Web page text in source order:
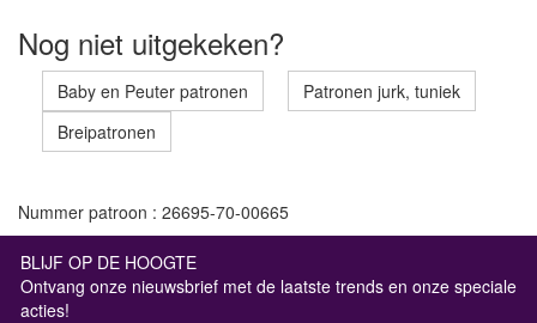
Nog niet uitgekeken?
Baby en Peuter patronen
Patronen jurk, tuniek
Breipatronen
Nummer patroon : 26695-70-00665
BLIJF OP DE HOOGTE
Ontvang onze nieuwsbrief met de laatste trends en onze speciale
acties!